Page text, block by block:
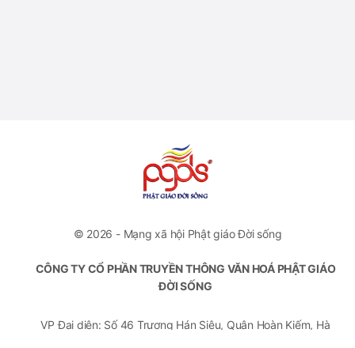
© 2026 - Mạng xã hội Phật giáo Đời sống
CÔNG TY CỔ PHẦN TRUYỀN THÔNG VĂN HOÁ PHẬT GIÁO
ĐỜI SỐNG
VP Đại diện: Số 46 Trương Hán Siêu, Quận Hoàn Kiếm, Hà